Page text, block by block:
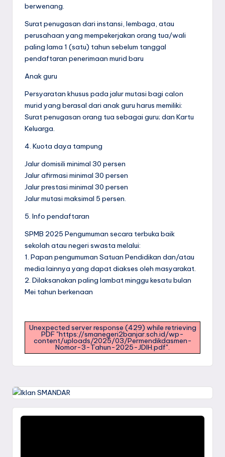
berwenang.
Surat penugasan dari instansi, lembaga, atau
perusahaan yang mempekerjakan orang tua/wali
paling lama 1 (satu) tahun sebelum tanggal
pendaftaran penerimaan murid baru
Anak guru
Persyaratan khusus pada jalur mutasi bagi calon
murid yang berasal dari anak guru harus memiliki:
Surat penugasan orang tua sebagai guru; dan Kartu
Keluarga.
4. Kuota daya tampung
Jalur domisili minimal 30 persen
Jalur afirmasi minimal 30 persen
Jalur prestasi minimal 30 persen
Jalur mutasi maksimal 5 persen.
5. Info pendaftaran
SPMB 2025 Pengumuman secara terbuka baik
sekolah atau negeri swasta melalui:
1. Papan pengumuman Satuan Pendidikan dan/atau
media lainnya yang dapat diakses oleh masyarakat.
2. Dilaksanakan paling lambat minggu kesatu bulan
Mei tahun berkenaan
Unexpected server response (429) while retrieving
PDF "https://smanegeri2banjar.sch.id/wp-
content/uploads/2025/03/Permendikdasmen-
Nomor-3-Tahun-2025-JDIH.pdf".